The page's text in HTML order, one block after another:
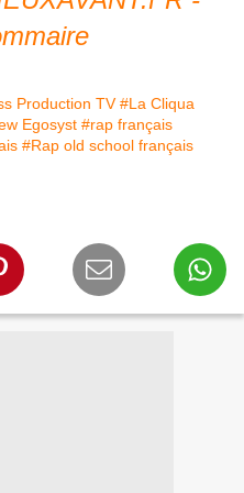
Production TV #La Cliqua
Egosyst #rap français
#Rap old school français